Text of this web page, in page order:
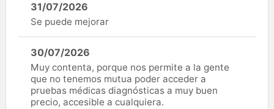
31/07/2026
Se puede mejorar
30/07/2026
Muy contenta, porque nos permite a la gente
que no tenemos mutua poder acceder a
pruebas médicas diagnósticas a muy buen
precio, accesible a cualquiera.